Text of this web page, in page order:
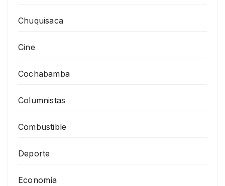
Chuquisaca
Cine
Cochabamba
Columnistas
Combustible
Deporte
Economía